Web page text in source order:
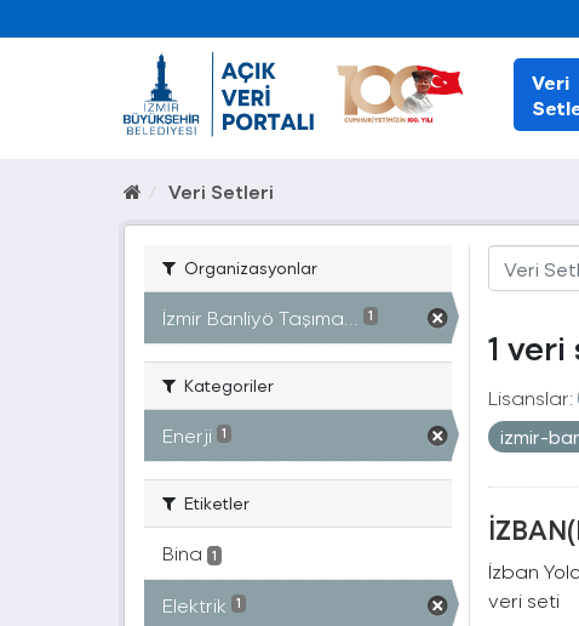
Veri
Veri Setleri
Organizasyonlar
İzmir Banliyö Taşıma... 1
Kategoriler
Enerji 1
Etiketler
Bina 1
Elektrik 1
1
Lisanslar:
izmir-
İzban
veri seti